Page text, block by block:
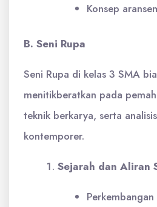
Konsep
B. Seni Rupa
Seni Rupa di kelas 3 SMA
menitikberatkan pada
teknik berkarya, serta
kontemporer.
Sejarah dan Aliran